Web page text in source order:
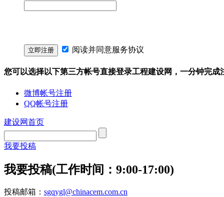
阅读并同意服务协议
您可以选择以下第三方帐号直接登录工程建设网，一分钟完成
微博帐号注册
QQ帐号注册
建设网首页
我要投稿
我要投稿(工作时间：9:00-17:00)
投稿邮箱： sgqygl@chinacem.com.cn